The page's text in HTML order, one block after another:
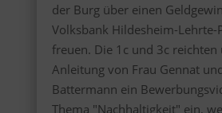
der Burg über einen
Volksbank Hildesheim-Lehrte-
freuen. Die 1c und 3c reichten
Anleitung von Frau Gennat
Battermann ein
Thema "Nachhaltigkeit" ein,